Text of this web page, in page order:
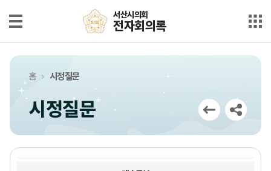
서산시의회
전자회의록
최근회의록
단순검색
상세검색
부록검색
서산시의회
전자회의록
홈 시정질문
시정질문